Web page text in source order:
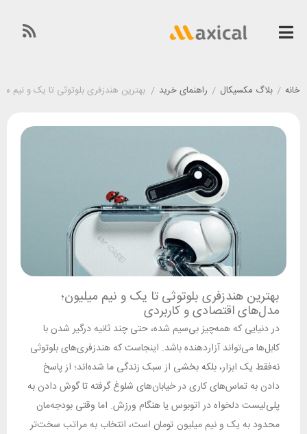
خانه / بلاگ مکسیکال / راهنمای خرید / بهترین هندزفری بلوتوثی تا یک و نیم
بهترین هندزفری بلوتوثی تا یک و نیم میلیون؛
مدل‌های اقتصادی و کاربردی
در دنیایی که همه‌چیز بی‌سیم شده، حتی چند ثانیه درگیر شدن با
کابل‌ها می‌تواند آزاردهنده باشد. اینجاست که هندزفری‌های بلوتوثی
نه‌فقط یک ابزار، بلکه بخشی از سبک زندگی ما شده‌اند؛ از پاسخ
دادن به تماس‌های کاری در خیابان‌های شلوغ گرفته تا گوش دادن به
پلی‌لیست دلخواه در اتوبوس یا هنگام ورزش. اما وقتی بودجه‌مان
محدود به یک و نیم میلیون تومان است، انتخاب به مراتب سخت‌تر